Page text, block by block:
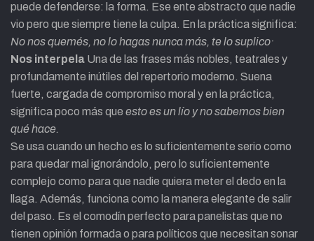
puede defenderse: la forma. Ese ente abstracto que nadie
vio pero que siempre tiene la culpa. En la práctica significa:
No nos quemés, no lo hagas nunca más, te lo suplico·
Nos interpela Una de las frases más nobles, teatrales y
profundamente inútiles del repertorio moderno. Suena
fuerte, cargada de compromiso moral y en la práctica,
significa poco más que esto es un lío y no sabemos bien
qué hace.
Se usa cuando un hecho es lo suficientemente serio como
para quedar mal ignorándolo, pero lo suficientemente
complejo como para que nadie quiera meter el dedo en la
llaga. Además, funciona como la manera elegante de salir
del paso. Es el comodín perfecto para panelistas que no
tienen opinión formada o para políticos que necesitan sonar